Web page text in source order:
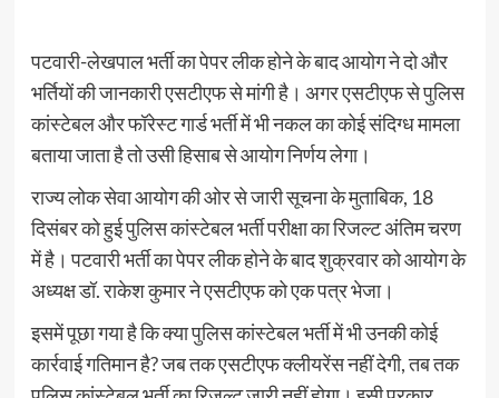
पटवारी-लेखपाल भर्ती का पेपर लीक होने के बाद आयोग ने दो और
भर्तियों की जानकारी एसटीएफ से मांगी है। अगर एसटीएफ से पुलिस
कांस्टेबल और फॉरेस्ट गार्ड भर्ती में भी नकल का कोई संदिग्ध मामला
बताया जाता है तो उसी हिसाब से आयोग निर्णय लेगा।
राज्य लोक सेवा आयोग की ओर से जारी सूचना के मुताबिक, 18
दिसंबर को हुई पुलिस कांस्टेबल भर्ती परीक्षा का रिजल्ट अंतिम चरण
में है। पटवारी भर्ती का पेपर लीक होने के बाद शुक्रवार को आयोग के
अध्यक्ष डॉ. राकेश कुमार ने एसटीएफ को एक पत्र भेजा।
इसमें पूछा गया है कि क्या पुलिस कांस्टेबल भर्ती में भी उनकी कोई
कार्रवाई गतिमान है? जब तक एसटीएफ क्लीयरेंस नहीं देगी, तब तक